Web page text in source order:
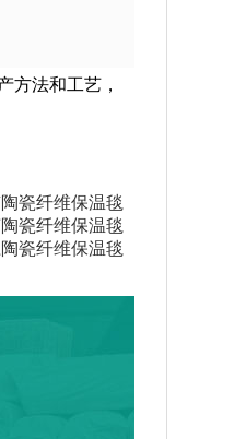
方法和工艺，
瓷纤维保温毯
瓷纤维保温毯
瓷纤维保温毯